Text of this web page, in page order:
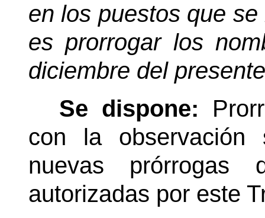
en los puestos que
es prorrogar los
diciembre del
Se dispone:
con la observación
nuevas prórrogas
autorizadas por este